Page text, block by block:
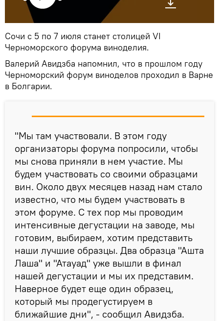
Сочи с 5 по 7 июля станет столицей VI
Черноморского форума виноделия.
Валерий Авидзба напомнил, что в прошлом году
Черноморский форум виноделов проходил в Варне
в Болгарии.
"Мы там участвовали. В этом году
организаторы форума попросили, чтобы
мы снова приняли в нем участие. Мы
будем участвовать со своими образцами
вин. Около двух месяцев назад нам стало
известно, что мы будем участвовать в
этом форуме. С тех пор мы проводим
интенсивные дегустации на заводе, мы
готовим, выбираем, хотим представить
наши лучшие образцы. Два образца "Ашта
Лаша" и "Атауад" уже вышли в финал
нашей дегустации и мы их представим.
Наверное будет еще один образец,
который мы продегустируем в
ближайшие дни", - сообщил Авидзба.